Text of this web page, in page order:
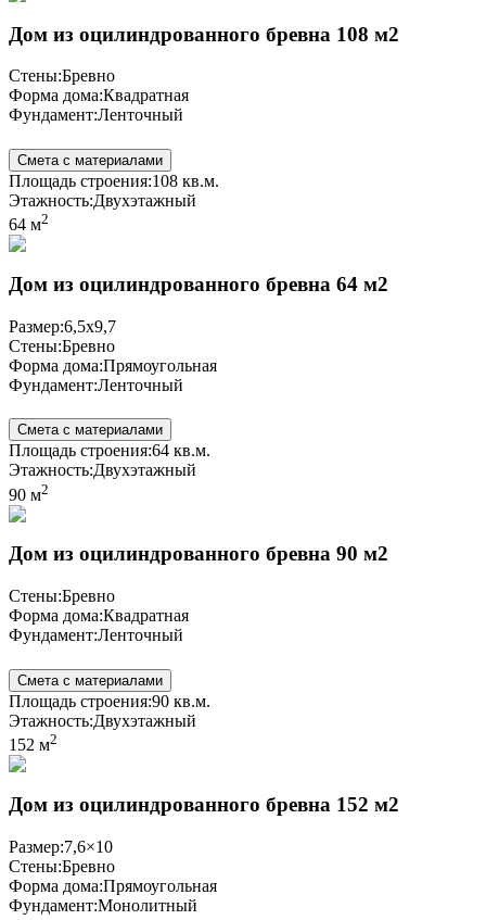
Дом из оцилиндрованного бревна 108 м2
Стены:Бревно
Форма дома:Квадратная
Фундамент:Ленточный
Смета с материалами
Площадь строения:108 кв.м.
Этажность:Двухэтажный
64 м2
Дом из оцилиндрованного бревна 64 м2
Размер:6,5х9,7
Стены:Бревно
Форма дома:Прямоугольная
Фундамент:Ленточный
Смета с материалами
Площадь строения:64 кв.м.
Этажность:Двухэтажный
90 м2
Дом из оцилиндрованного бревна 90 м2
Стены:Бревно
Форма дома:Квадратная
Фундамент:Ленточный
Смета с материалами
Площадь строения:90 кв.м.
Этажность:Двухэтажный
152 м2
Дом из оцилиндрованного бревна 152 м2
Размер:7,6×10
Стены:Бревно
Форма дома:Прямоугольная
Фундамент:Монолитный